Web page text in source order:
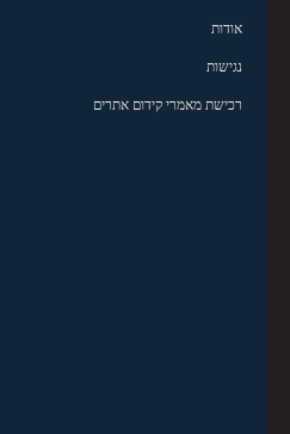
אודות
נגישות
רכישת מאמרי קידום אתרים